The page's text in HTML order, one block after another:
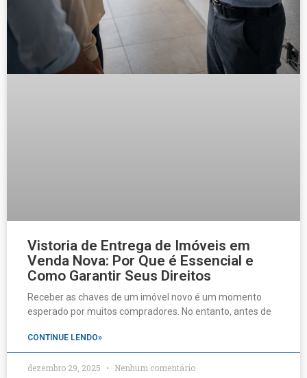
Vistoria de Entrega de Imóveis em
Venda Nova: Por Que é Essencial e
Como Garantir Seus Direitos
Receber as chaves de um imóvel novo é um momento
esperado por muitos compradores. No entanto, antes de
CONTINUE LENDO»
dezembro 29, 2025 Nenhum comentário